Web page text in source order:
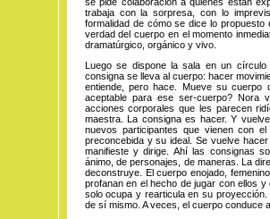
trabaja con la sorpresa, con lo
formalidad de cómo se dice lo
verdad del cuerpo en el momento
dramatúrgico, orgánico y vivo.
Luego se dispone la sala en un
consigna se lleva al cuerpo: hacer
entiende, pero hace. Mueve su
aceptable para ese ser-cuerpo? Nora
acciones corporales que les parecen
maestra. La consigna es hacer. Y
nuevos participantes que vienen con
preconcebida y su ideal. Se vuelve
manifieste y dirige. Ahí las consignas
ánimo, de personajes, de maneras. La
deconstruye. El cuerpo enojado,
profanan en el hecho de jugar con ellos
solo ocupa y rearticula en su
de sí mismo. A veces, el cuerpo conduce